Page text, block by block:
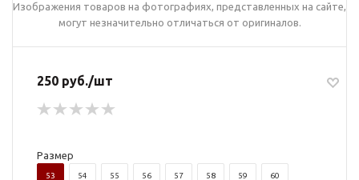
Изображения товаров на фотографиях, представленных на сайте,
могут незначительно отличаться от оригиналов.
250 руб./шт
Размер
53 54 55 56 57 58 59 60